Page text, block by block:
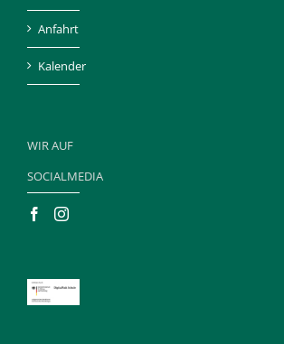
Anfahrt
Kalender
WIR AUF
SOCIALMEDIA